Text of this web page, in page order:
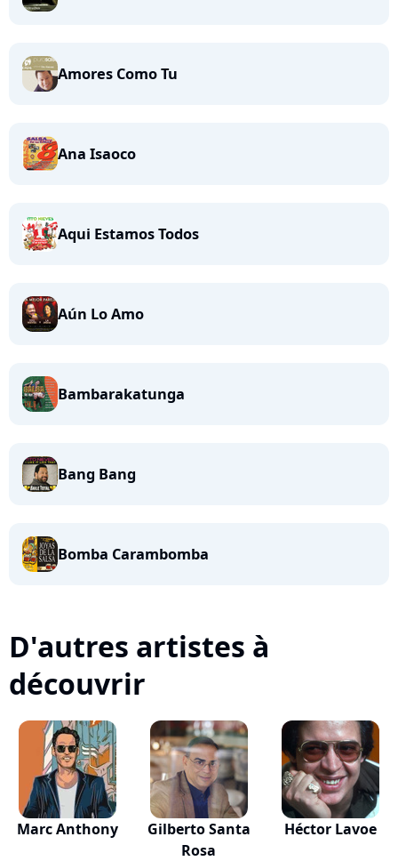
Amores Como Tu
Ana Isaoco
Aqui Estamos Todos
Aún Lo Amo
Bambarakatunga
Bang Bang
Bomba Carambomba
D'autres artistes à
découvrir
Marc Anthony
Gilberto Santa
Rosa
Héctor Lavoe